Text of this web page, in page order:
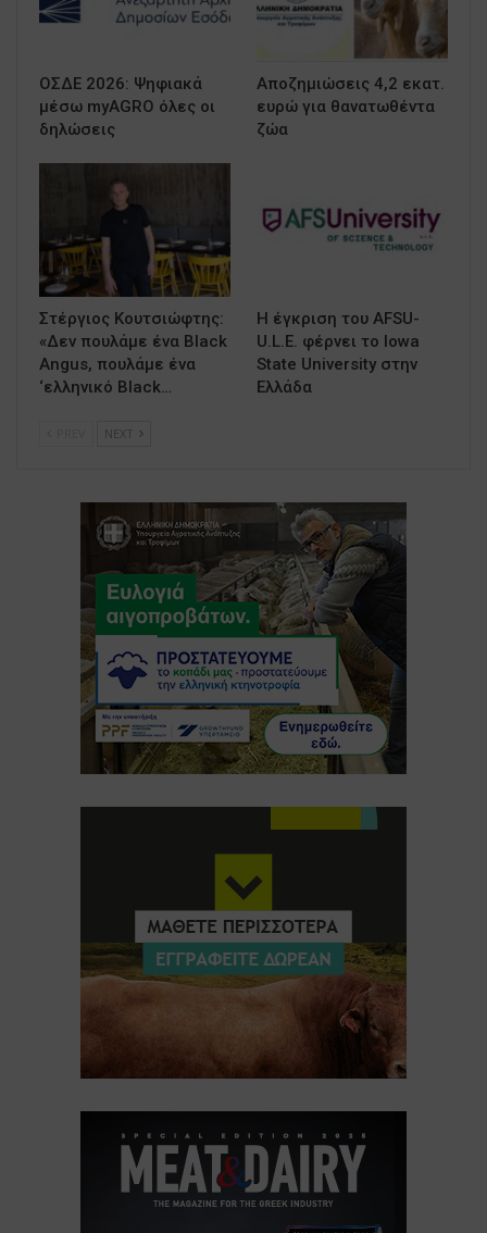
ΟΣΔΕ 2026: Ψηφιακά
μέσω myAGRO όλες οι
δηλώσεις
Αποζημιώσεις 4,2 εκατ.
ευρώ για θανατωθέντα
ζώα
Στέργιος Κουτσιώφτης:
«Δεν πουλάμε ένα Black
Angus, πουλάμε ένα
‘ελληνικό Black…
Η έγκριση του AFSU-
U.L.E. φέρνει το Iowa
State University στην
Ελλάδα
NEXT